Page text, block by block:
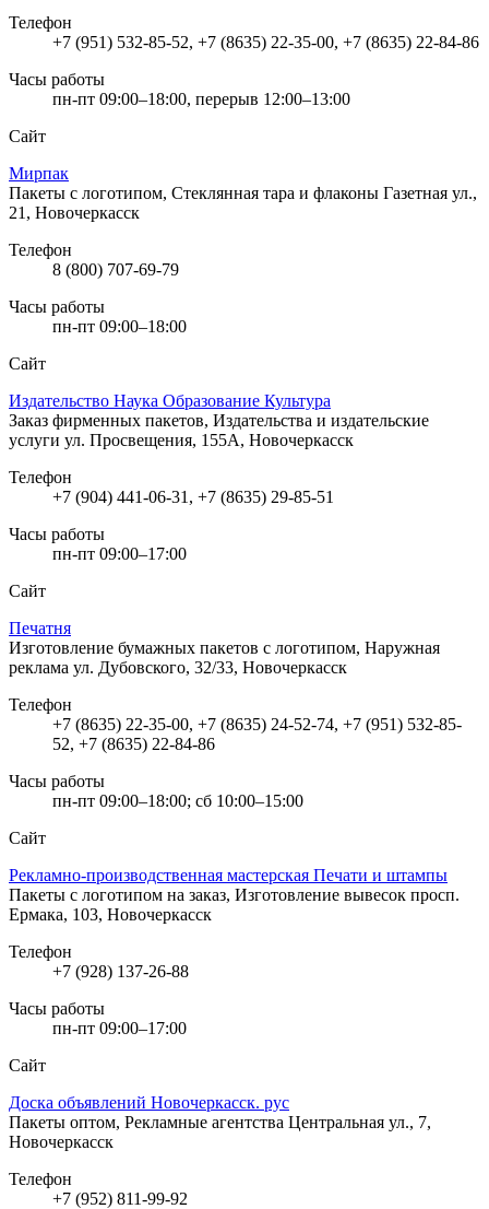
Телефон
+7 (951) 532-85-52, +7 (8635) 22-35-00, +7 (8635) 22-84-86
Часы работы
пн-пт 09:00–18:00, перерыв 12:00–13:00
Сайт
Мирпак
Пакеты с логотипом, Стеклянная тара и флаконы Газетная ул.,
21, Новочеркасск
Телефон
8 (800) 707-69-79
Часы работы
пн-пт 09:00–18:00
Сайт
Издательство Наука Образование Культура
Заказ фирменных пакетов, Издательства и издательские
услуги ул. Просвещения, 155А, Новочеркасск
Телефон
+7 (904) 441-06-31, +7 (8635) 29-85-51
Часы работы
пн-пт 09:00–17:00
Сайт
Печатня
Изготовление бумажных пакетов с логотипом, Наружная
реклама ул. Дубовского, 32/33, Новочеркасск
Телефон
+7 (8635) 22-35-00, +7 (8635) 24-52-74, +7 (951) 532-85-
52, +7 (8635) 22-84-86
Часы работы
пн-пт 09:00–18:00; сб 10:00–15:00
Сайт
Рекламно-производственная мастерская Печати и штампы
Пакеты с логотипом на заказ, Изготовление вывесок просп.
Ермака, 103, Новочеркасск
Телефон
+7 (928) 137-26-88
Часы работы
пн-пт 09:00–17:00
Сайт
Доска объявлений Новочеркасск. рус
Пакеты оптом, Рекламные агентства Центральная ул., 7,
Новочеркасск
Телефон
+7 (952) 811-99-92